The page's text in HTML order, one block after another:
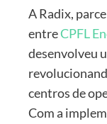
A Radix,
entreCPFL
desenvolveu
centros de
Com a